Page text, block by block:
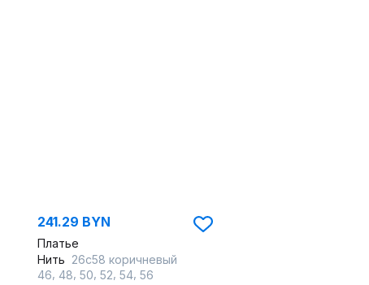
241.29 BYN
Платье
Нить 26с58 коричневый
46 48 50 52 54 56